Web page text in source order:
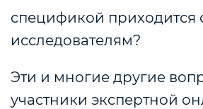
спецификой приходится
исследователям?
Эти и многие другие
участники экспертной